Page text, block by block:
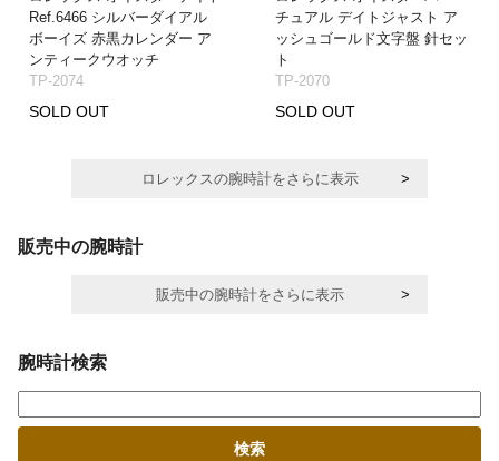
Ref.6466 シルバーダイアル
ボーイズ 赤黒カレンダー ア
ンティークウオッチ
TP-2074
SOLD OUT
チュアル デイトジャスト ア
ッシュゴールド文字盤 針セッ
ト
TP-2070
SOLD OUT
ロレックスの腕時計をさらに表示
販売中の腕時計
販売中の腕時計をさらに表示
腕時計検索